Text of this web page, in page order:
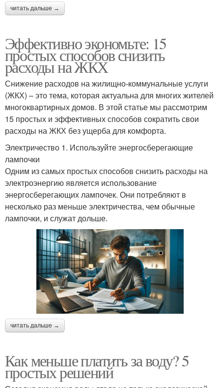
читать дальше →
Эффективно экономьте: 15
простых способов снизить
расходы на ЖКХ
Снижение расходов на жилищно-коммунальные услуги
(ЖКХ) – это тема, которая актуальна для многих жителей
многоквартирных домов. В этой статье мы рассмотрим
15 простых и эффективных способов сократить свои
расходы на ЖКХ без ущерба для комфорта.
Электричество 1. Используйте энергосберегающие
лампочки
Одним из самых простых способов снизить расходы на
электроэнергию является использование
энергосберегающих лампочек. Они потребляют в
несколько раз меньше электричества, чем обычные
лампочки, и служат дольше.
читать дальше →
Как меньше платить за воду? 5
простых решений